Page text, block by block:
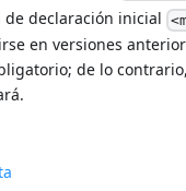
de declaración inicial
en versiones
de lo